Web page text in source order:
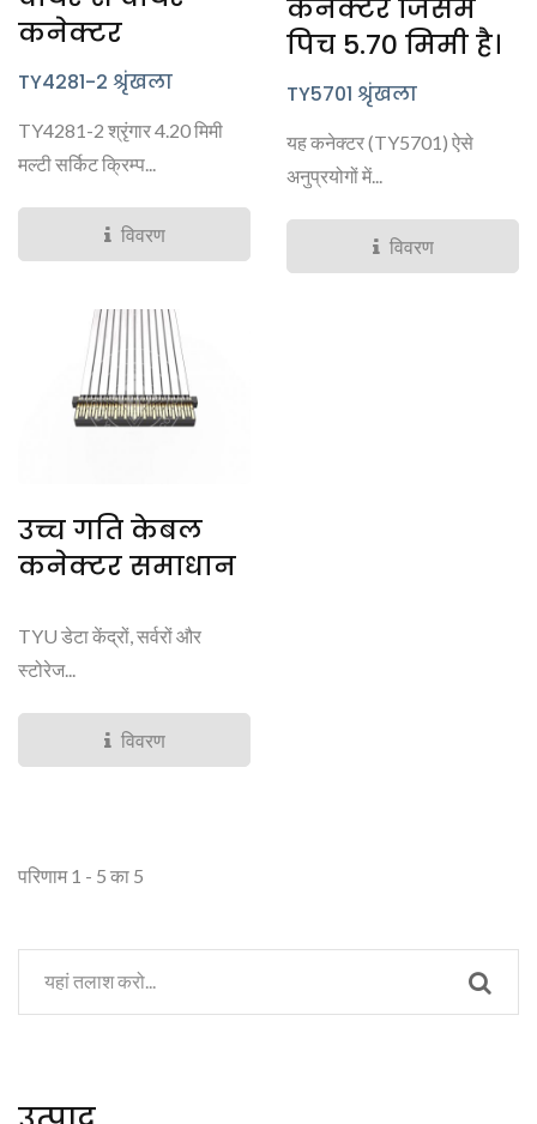
कनेक्टर
TY4281-2 श्रृंखला
TY4281-2 श्रृंगार 4.20 मिमी
मल्टी सर्किट क्रिम्प...
विवरण
कनेक्टर जिसमें
पिच 5.70 मिमी है।
TY5701 श्रृंखला
यह कनेक्टर (TY5701) ऐसे
अनुप्रयोगों में...
विवरण
उच्च गति केबल
कनेक्टर समाधान
TYU डेटा केंद्रों, सर्वरों और
स्टोरेज...
विवरण
परिणाम 1 - 5 का 5